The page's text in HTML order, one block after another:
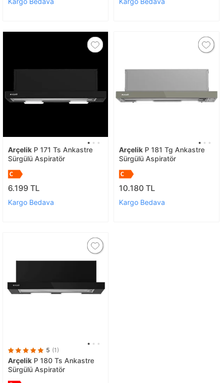
Arçelik P 171 Ts Ankastre
Sürgülü Aspiratör
6.199 TL
Kargo Bedava
Arçelik P 181 Tg Ankastre
Sürgülü Aspiratör
10.180 TL
Kargo Bedava
5 (1)
Arçelik P 180 Ts Ankastre
Sürgülü Aspiratör